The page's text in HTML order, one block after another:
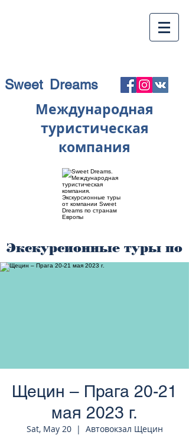
Sweet Dreams
Международная
туристическая
компания
Экскурсионные туры по
странам Европы
Щецин – Прага 20-21
мая 2023 г.
Sat, May 20
  |
Автовокзал Щецин